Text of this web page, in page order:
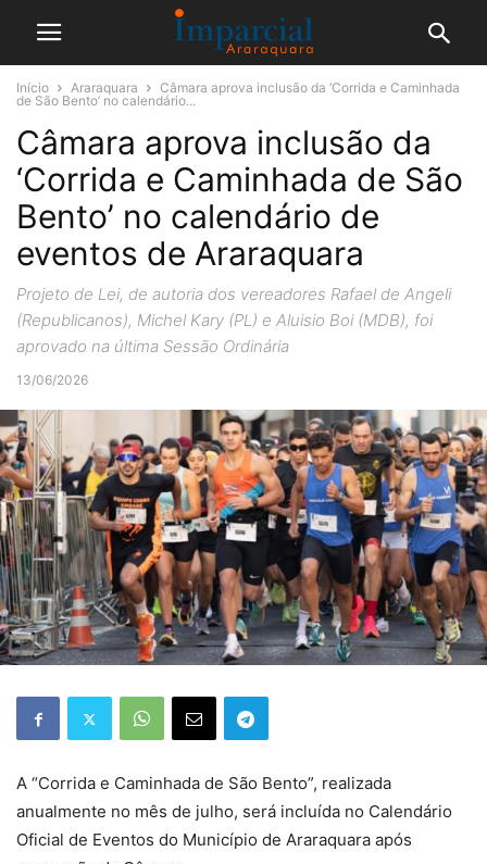
Início Araraquara
Câmara aprova inclusão da ‘Corrida e Caminhada
de São Bento’ no calendário...
Câmara aprova inclusão da
‘Corrida e Caminhada de São
Bento’ no calendário de
eventos de Araraquara
Projeto de Lei, de autoria dos vereadores Rafael de Angeli
(Republicanos), Michel Kary (PL) e Aluisio Boi (MDB), foi
aprovado na última Sessão Ordinária
13/06/2026
A “Corrida e Caminhada de São Bento”, realizada
anualmente no mês de julho, será incluída no Calendário
Oficial de Eventos do Município de Araraquara após